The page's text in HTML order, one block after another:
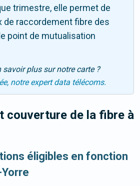
trimestre, elle permet de
de raccordement fibre des
point de mutualisation
savoir plus sur notre carte ?
notre expert data télécoms.
couverture de la fibre à
éligibles en fonction